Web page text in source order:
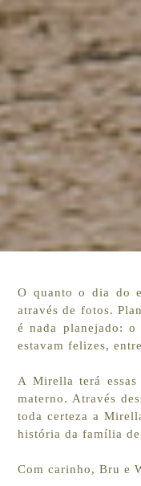
O quanto o dia do
através de fotos.
é nada planejado:
estavam felizes,
A Mirella terá
materno. Através
toda certeza a
história da família
Com carinho, Bru e